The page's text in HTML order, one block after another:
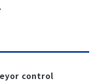
control